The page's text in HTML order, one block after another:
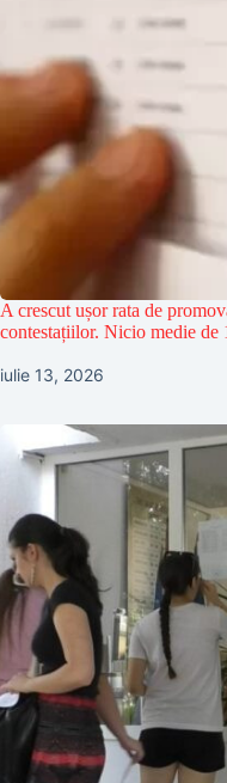
A crescut ușor rata de
contestațiilor. Nicio medie de
iulie 13, 2026